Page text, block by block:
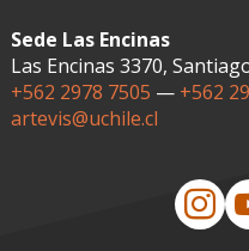
Sede Las Encinas
Las Encinas 3370,
+562 2978 7505 — +562
artevis@uchile.cl